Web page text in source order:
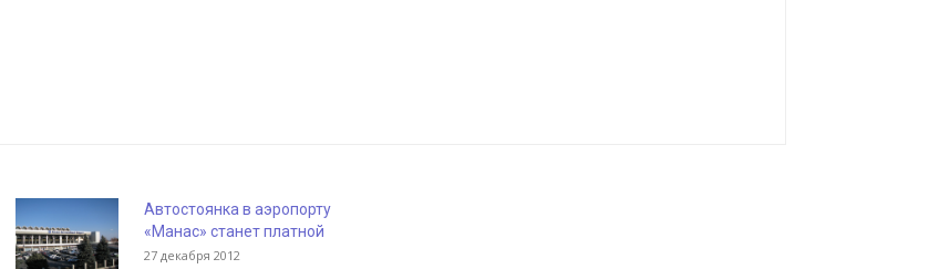
Автостоянка в аэропорту
«Манас» станет платной
27 декабря 2012